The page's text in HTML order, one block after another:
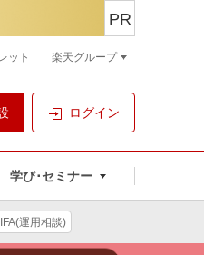
ログイン
学び･セミナー
PR
ット 楽天グループ
IFA(運用相談)